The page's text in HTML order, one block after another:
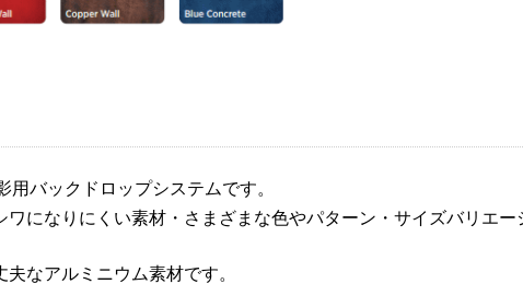
バックドロップシステムです。
になりにくい素材・さまざまな色やパターン・サイズバリエー
なアルミニウム素材です。